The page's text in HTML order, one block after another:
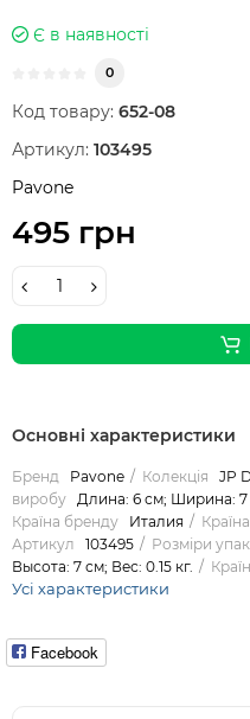
Є в наявності
0
Код товару: 652-08
Артикул: 103495
Pavone
495 грн
Основні характеристики
Бренд Pavone Колекція JP
виробу Длина: 6 см; Ширина: 7
Країна бренду
Италия
Артикул
103495 Розміри
Высота: 7 см; Вес: 0.15 кг.
Усі характеристики
Facebook